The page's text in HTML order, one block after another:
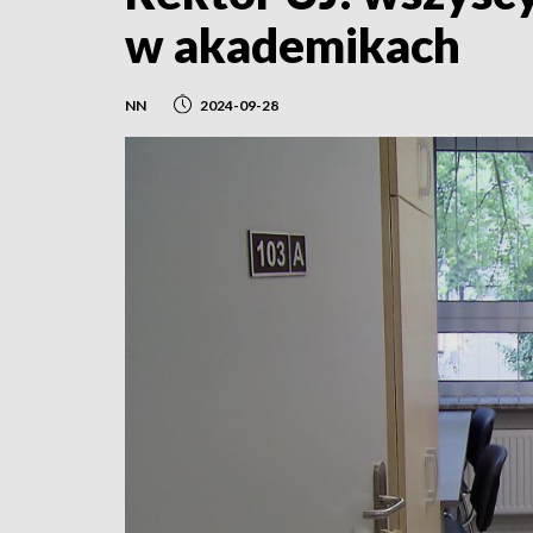
w akademikach
NN 2024-09-28